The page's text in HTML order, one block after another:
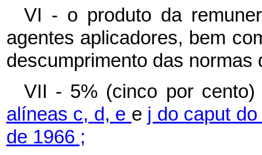
VI - o produto da
agentes aplicadores, bem
descumprimento das normas
VII - 5% (cinco por
alíneas c, d, e e j do caput
de 1966 ;